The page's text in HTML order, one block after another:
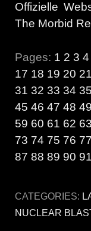
Offizielle
The Morbid
Pages: 1 2 3 4
17 18 19 20 21
31 32 33 34 35
45 46 47 48 49
59 60 61 62 63
73 74 75 76 77
87 88 89 90 91
CATEGORIES:
NUCLEAR